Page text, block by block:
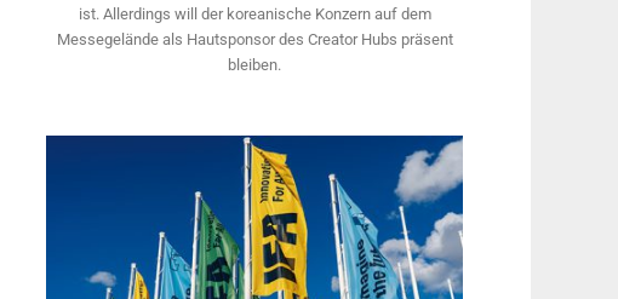
ist. Allerdings will ­der koreanische Konzern auf dem
Messegelände als Hautsponsor des Creator Hubs präsent
bleiben.